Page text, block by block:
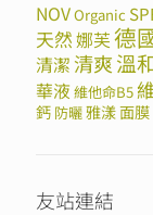
NOVOrganic
天然娜芙德
清潔清爽溫
華液維他命B5
鈣 防曬雅漾面膜
友站連結